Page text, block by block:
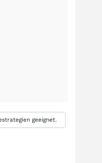
geeignet.